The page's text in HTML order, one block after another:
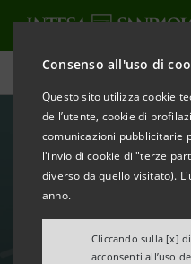
Consenso all'uso di
Questo sito utilizza cookie
dell’utente, cookie di
comunicazioni pubblicitarie
l'invio di cookie di "terze
diverso da quello visitato).
anno.
Cliccando sulla [x]
acconsenti all’uso
Careers